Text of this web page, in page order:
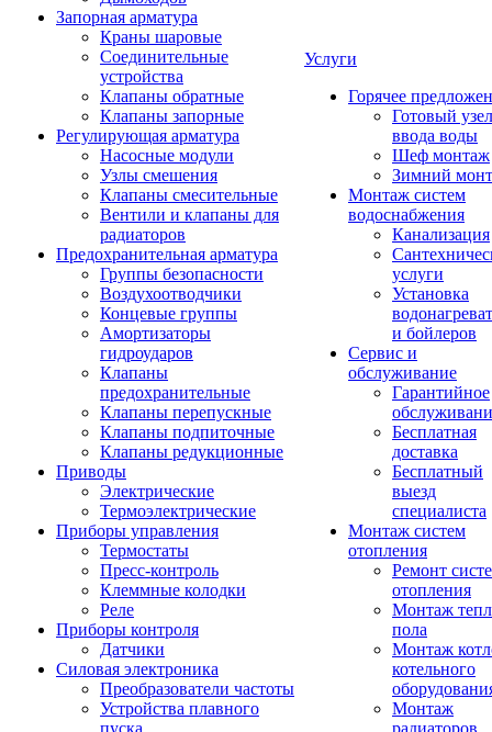
Запорная арматура
Краны шаровые
Соединительные
устройства
Клапаны обратные
Клапаны запорные
Регулирующая арматура
Насосные модули
Узлы смешения
Клапаны смесительные
Вентили и клапаны для
радиаторов
Предохранительная арматура
Группы безопасности
Воздухоотводчики
Концевые группы
Амортизаторы
гидроударов
Клапаны
предохранительные
Клапаны перепускные
Клапаны подпиточные
Клапаны редукционные
Приводы
Электрические
Термоэлектрические
Приборы управления
Термостаты
Пресс-контроль
Клеммные колодки
Реле
Приборы контроля
Датчики
Силовая электроника
Преобразователи частоты
Устройства плавного
пуска
Услуги
Горячее
Готовый узел
ввода воды
Шеф монтаж
Зимний
Монтаж систем
водоснабжения
Канализация
услуги
Установка
и бойлеров
Сервис и
обслуживание
Гарантийное
Бесплатная
доставка
Бесплатный
выезд
специалиста
Монтаж систем
отопления
Ремонт
отопления
Монтаж
пола
Монтаж
котельного
Монтаж
радиаторов